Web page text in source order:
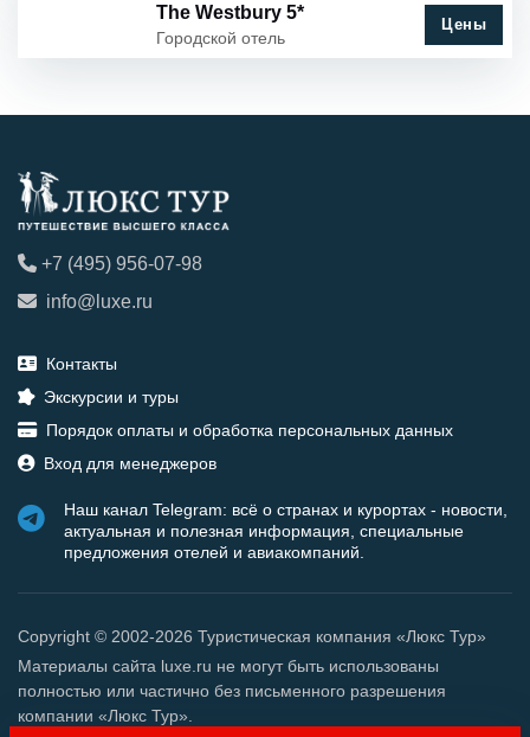
The Westbury 5*
Городской отель
Цены
+7 (495) 956-07-98
info@luxe.ru
Контакты
Экскурсии и туры
Порядок оплаты и обработка персональных данных
Вход для менеджеров
Наш канал Telegram: всё о странах и курортах - новости,
актуальная и полезная информация, специальные
предложения отелей и авиакомпаний.
Copyright © 2002-2026 Туристическая компания «Люкс Тур»
Материалы сайта luxe.ru не могут быть использованы
полностью или частично без письменного разрешения
компании «Люкс Тур».